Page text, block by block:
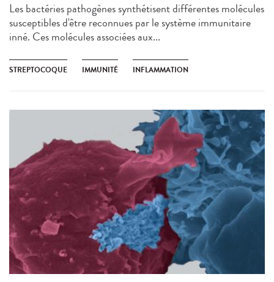
Les bactéries pathogènes synthétisent différentes molécules
susceptibles d'être reconnues par le système immunitaire
inné. Ces molécules associées aux...
STREPTOCOQUE IMMUNITÉ INFLAMMATION